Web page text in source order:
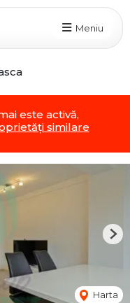
Meniu
este activă,
similare
Harta